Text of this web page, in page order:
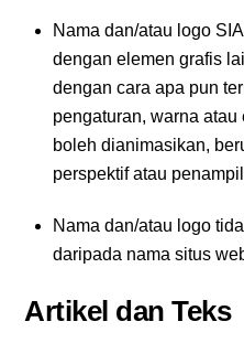
Nama dan/atau logo
dengan elemen grafis
dengan cara apa pun
pengaturan, warna
boleh dianimasikan,
perspektif atau
Nama dan/atau logo
daripada nama situs
Artikel dan Teks